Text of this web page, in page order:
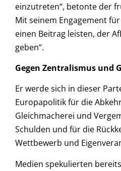
einzutreten“, betonte der
Mit seinem Engagement
einen Beitrag leisten, der
geben“.
Gegen Zentralismus und
Er werde sich in dieser
Europapolitik für die
Gleichmacherei und
Schulden und für die
Wettbewerb und
Medien spekulierten